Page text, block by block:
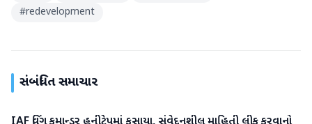
#redevelopment
સંબંધિત સમાચાર
રાષ્ટ્રીય